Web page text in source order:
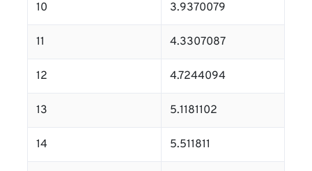
10 3.9370079
11 4.3307087
12 4.7244094
13 5.1181102
14 5.511811